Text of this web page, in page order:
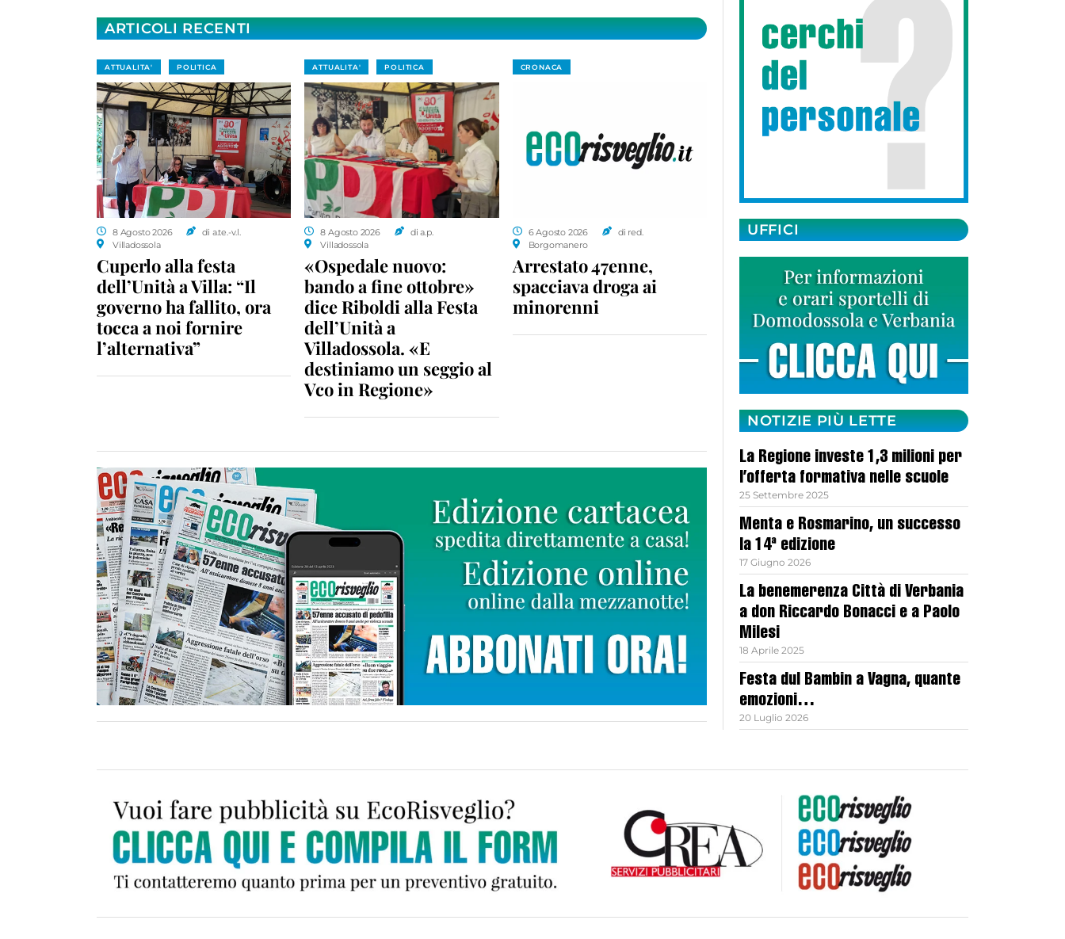
ARTICOLI RECENTI
ATTUALITA' POLITICA
8 Agosto 2026
di a.te.-v.l.
Villadossola
Cuperlo alla festa
dell’Unità a Villa: “Il
governo ha fallito, ora
tocca a noi fornire
l’alternativa”
ATTUALITA' POLITICA
8 Agosto 2026
di a.p.
Villadossola
«Ospedale nuovo:
bando a fine ottobre»
dice Riboldi alla Festa
dell’Unità a
Villadossola. «E
destiniamo un seggio al
Vco in Regione»
CRONACA
6 Agosto 2026
di red.
Borgomanero
Arrestato 47enne,
spacciava droga ai
minorenni
UFFICI
NOTIZIE PIÙ LETTE
La Regione investe 1,3 milioni per
l’offerta formativa nelle scuole
25 Settembre 2025
Menta e Rosmarino, un successo
la 14ª edizione
17 Giugno 2026
La benemerenza Città di Verbania
a don Riccardo Bonacci e a Paolo
Milesi
18 Aprile 2025
Festa dul Bambin a Vagna, quante
emozioni…
20 Luglio 2026